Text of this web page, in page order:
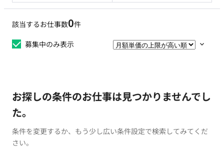
該当するお仕事数0件
募集中のみ表示
お探しの条件のお仕事は見つかりませんでし
た。
条件を変更するか、もう少し広い条件設定で検索してみてくだ
さい。